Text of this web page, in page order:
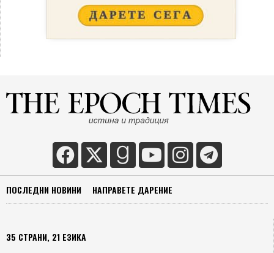
ПОСЛЕДНИ НОВИНИ НАПРАВЕТЕ ДАРЕНИЕ
35 СТРАНИ, 21 ЕЗИКА